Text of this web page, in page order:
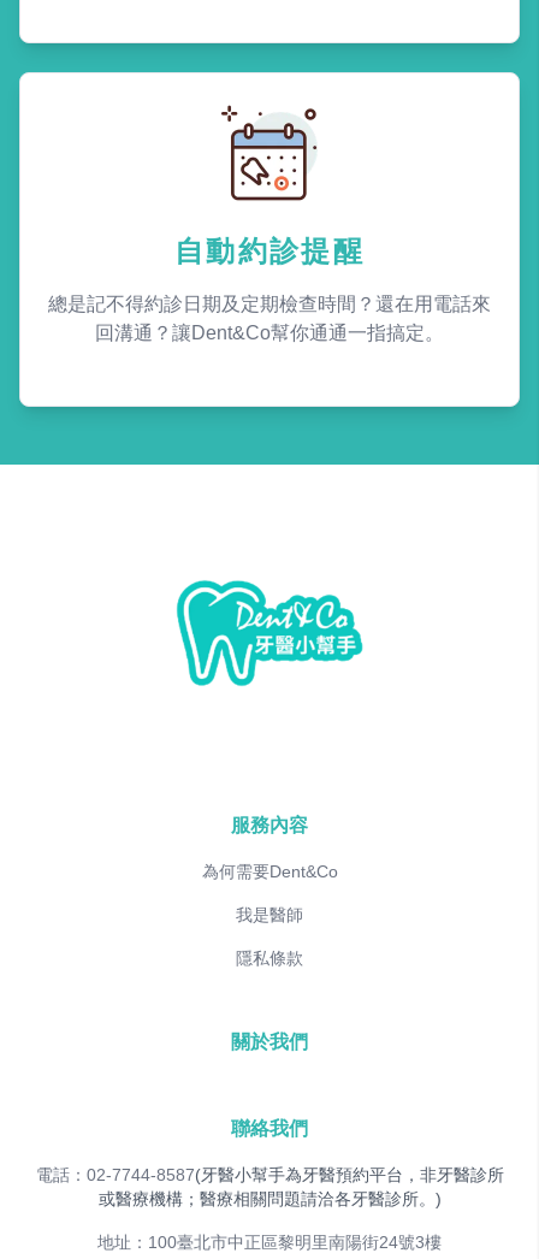
自動約診提醒
總是記不得約診日期及定期檢查時間？還在用電話來
回溝通？讓Dent&Co幫你通通一指搞定。
服務內容
為何需要Dent&Co
我是醫師
隱私條款
關於我們
聯絡我們
電話：02-7744-8587(牙醫小幫手為牙醫預約平台，非牙醫診所
或醫療機構；醫療相關問題請洽各牙醫診所。)
地址：100臺北市中正區黎明里南陽街24號3樓